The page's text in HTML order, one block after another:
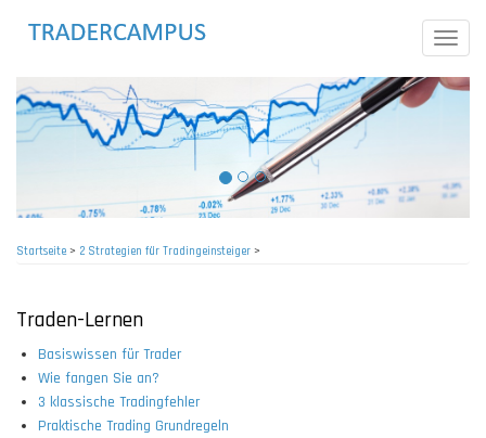
Toggle
Startseite> 2 Strategien für Tradingeinsteiger >
Traden-Lernen
Basiswissen für Trader
Wie fangen Sie an?
3 klassische Tradingfehler
Praktische Trading Grundregeln